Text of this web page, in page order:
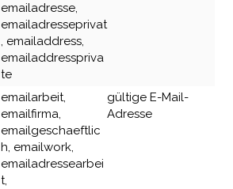
emailadresse,
emailadresseprivat
, emailaddress,
emailaddresspriva
te
emailarbeit,
emailfirma,
emailgeschaeftlic
h, emailwork,
emailadressearbei
t,
gültige E-Mail-
Adresse